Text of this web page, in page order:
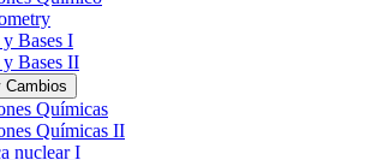
Bases I
Bases II
Cambios
Químicas
Químicas II
nuclear I